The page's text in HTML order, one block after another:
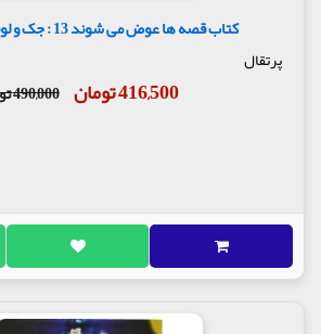
کتاب قصه ها عوض می شوند 13 : جک و لوبیای سحرآمیز
پرتقال
416,500 تومان 490,000 تومان